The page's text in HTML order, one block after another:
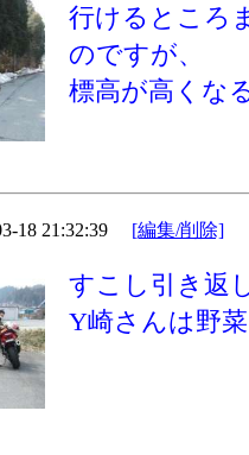
行けるところ
のですが、
標高が高くな
18 21:32:39 [編集/削除]
すこし引き返
Y崎さんは野